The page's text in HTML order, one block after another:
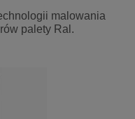
malowania
palety Ral.